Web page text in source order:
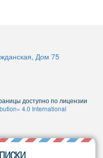
Дом 75
доступно по лицензии
4.0 International